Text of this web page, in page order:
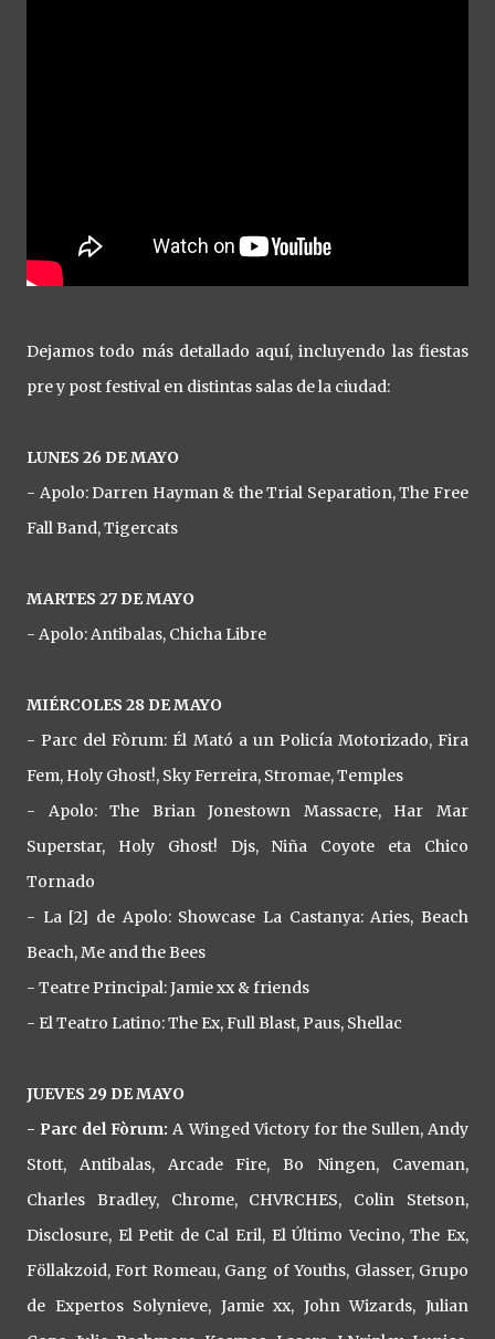
Dejamos todo más detallado aquí, incluyendo las fiestas
pre y post festival en distintas salas de la ciudad:
LUNES 26 DE MAYO
- Apolo: Darren Hayman & the Trial Separation, The Free
Fall Band, Tigercats
MARTES 27 DE MAYO
- Apolo: Antibalas, Chicha Libre
MIÉRCOLES 28 DE MAYO
- Parc del Fòrum: Él Mató a un Policía Motorizado, Fira
Fem, Holy Ghost!, Sky Ferreira, Stromae, Temples
- Apolo: The Brian Jonestown Massacre, Har Mar
Superstar, Holy Ghost! Djs, Niña Coyote eta Chico
Tornado
- La [2] de Apolo: Showcase La Castanya: Aries, Beach
Beach, Me and the Bees
- Teatre Principal: Jamie xx & friends
- El Teatro Latino: The Ex, Full Blast, Paus, Shellac
JUEVES 29 DE MAYO
- Parc del Fòrum:A Winged Victory for the Sullen, Andy
Stott, Antibalas, Arcade Fire, Bo Ningen, Caveman,
Charles Bradley, Chrome, CHVRCHES, Colin Stetson,
Disclosure, El Petit de Cal Eril, El Último Vecino, The Ex,
Föllakzoid, Fort Romeau, Gang of Youths, Glasser, Grupo
de Expertos Solynieve, Jamie xx, John Wizards, Julian